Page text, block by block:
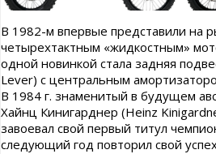
В 1982-м впервые представили на
четырехтактным «жидкостным»
одной новинкой стала задняя
Lever) с центральным
В 1984 г. знаменитый в будущем
Хайнц Кинигарднер (Heinz
завоевал свой первый титул
следующий год повторил свой